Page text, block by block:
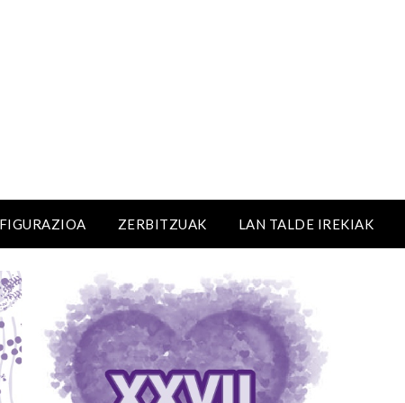
ZERBITZUAK LAN TALDE IREKIAK